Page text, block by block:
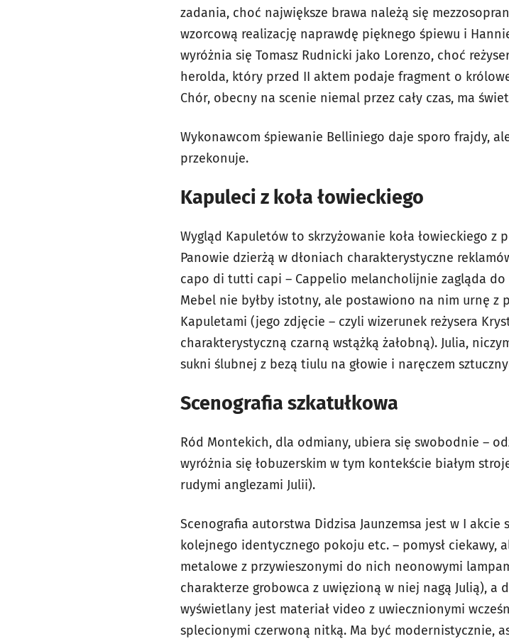
zadania, choć największe brawa należą się
wzorcową realizację naprawdę pięknego śpiewu i
wyróżnia się Tomasz Rudnicki jako Lorenzo, choć
herolda, który przed II aktem podaje fragment o
Chór, obecny na scenie niemal przez cały czas, ma
Wykonawcom śpiewanie Belliniego daje sporo frajdy,
przekonuje.
Kapuleci z koła łowieckiego
Wygląd Kapuletów to skrzyżowanie koła łowieckiego
Panowie dzierżą w dłoniach charakterystyczne
capo di tutti capi – Cappelio melancholijnie zagląda
Mebel nie byłby istotny, ale postawiono na nim urnę z
Kapuletami (jego zdjęcie – czyli wizerunek reżysera
charakterystyczną czarną wstążką żałobną). Julia,
sukni ślubnej z bezą tiulu na głowie i naręczem
Scenografia szkatułkowa
Ród Montekich, dla odmiany, ubiera się swobodnie –
wyróżnia się łobuzerskim w tym kontekście białym
rudymi anglezami Julii).
Scenografia autorstwa Didzisa Jaunzemsa jest w I akcie
kolejnego identycznego pokoju etc. – pomysł ciekawy,
metalowe z przywieszonymi do nich neonowymi
charakterze grobowca z uwięzioną w niej nagą Julią), a
wyświetlany jest materiał video z uwiecznionymi
splecionymi czerwoną nitką. Ma być modernistycznie,